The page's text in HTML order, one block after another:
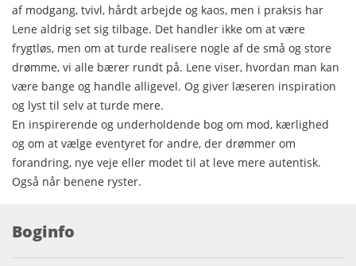
af modgang, tvivl, hårdt arbejde og kaos, men i praksis har
Lene aldrig set sig tilbage. Det handler ikke om at være
frygtløs, men om at turde realisere nogle af de små og store
drømme, vi alle bærer rundt på. Lene viser, hvordan man kan
være bange og handle alligevel. Og giver læseren inspiration
og lyst til selv at turde mere.
En inspirerende og underholdende bog om mod, kærlighed
og om at vælge eventyret for andre, der drømmer om
forandring, nye veje eller modet til at leve mere autentisk.
Også når benene ryster.
Boginfo